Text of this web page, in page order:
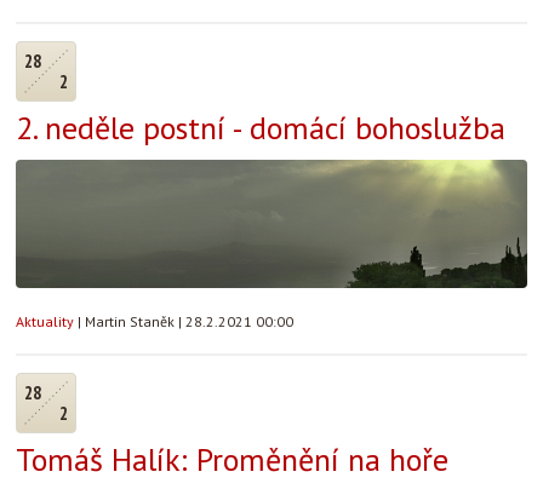
28
2
2. neděle postní - domácí bohoslužba
Aktuality | Martin Staněk | 28.2.2021 00:00
28
2
Tomáš Halík: Proměnění na hoře